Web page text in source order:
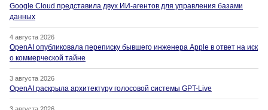
Google Cloud представила двух ИИ-агентов для управления базами
данных
4 августа 2026
OpenAI опубликовала переписку бывшего инженера Apple в ответ на иск
о коммерческой тайне
3 августа 2026
OpenAI раскрыла архитектуру голосовой системы GPT-Live